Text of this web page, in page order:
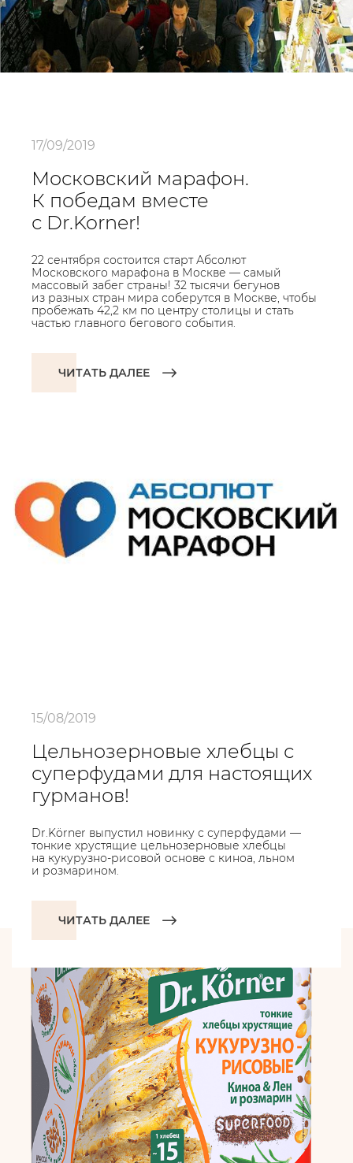
17/09/2019
Московский марафон.
К победам вместе
с Dr.Korner!
22 сентября состоится старт Абсолют
Московского марафона в Москве — самый
массовый забег страны! 32 тысячи бегунов
из разных стран мира соберутся в Москве, чтобы
пробежать 42,2 км по центру столицы и стать
частью главного бегового события.
ЧИТАТЬ ДАЛЕЕ
15/08/2019
Цельнозерновые хлебцы с
суперфудами для настоящих
гурманов!
Dr.Körner выпустил новинку с суперфудами —
тонкие хрустящие цельнозерновые хлебцы
на кукурузно-рисовой основе с киноа, льном
и розмарином.
ЧИТАТЬ ДАЛЕЕ